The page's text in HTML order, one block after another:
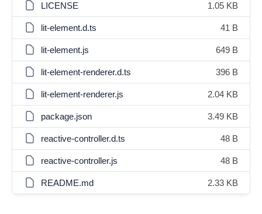
LICENSE 1.05 KB
lit-element.d.ts 41 B
lit-element.js 649 B
lit-element-renderer.d.ts 396 B
lit-element-renderer.js 2.04 KB
package.json 3.49 KB
reactive-controller.d.ts 48 B
reactive-controller.js 48 B
README.md 2.33 KB